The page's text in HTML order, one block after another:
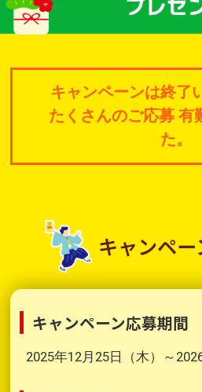
キャンペーンは終了
たくさんのご応募 有
た。
キャンペ
キャンペーン応募期間
2025年12月25日（木）～